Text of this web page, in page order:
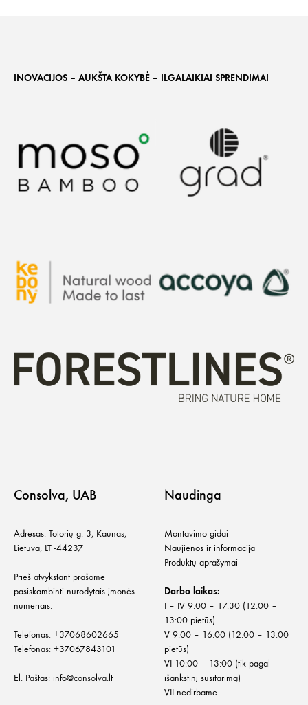
INOVACIJOS – AUKŠTA KOKYBĖ – ILGALAIKIAI SPRENDIMAI
Consolva, UAB
Adresas: Totorių g. 3, Kaunas,
Lietuva, LT -44237
Prieš atvykstant prašome
pasiskambinti nurodytais įmonės
numeriais:
Telefonas: +37068602665
Telefonas: +37067843101
El. Paštas: info@consolva.lt
Naudinga
Montavimo gidai
Naujienos ir informacija
Produktų aprašymai
Darbo laikas:
I – IV 9:00 – 17:30 (12:00 –
13:00 pietūs)
V 9:00 – 16:00 (12:00 – 13:00
pietūs)
VI 10:00 – 13:00 (tik pagal
išankstinį susitarimą)
VII nedirbame